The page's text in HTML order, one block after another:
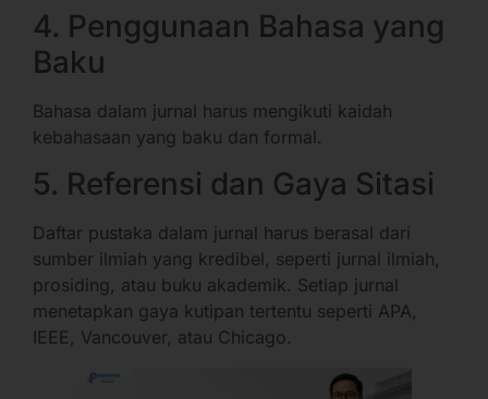
4. Penggunaan Bahasa yang
Baku
Bahasa dalam jurnal harus mengikuti kaidah
kebahasaan yang baku dan formal.
5. Referensi dan Gaya Sitasi
Daftar pustaka dalam jurnal harus berasal dari
sumber ilmiah yang kredibel, seperti jurnal ilmiah,
prosiding, atau buku akademik. Setiap jurnal
menetapkan gaya kutipan tertentu seperti APA,
IEEE, Vancouver, atau Chicago.